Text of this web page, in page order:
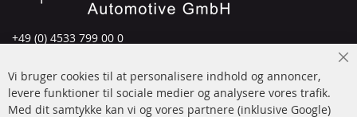
+49 (0) 4533 799 00 0
info@contra-automotive.de
www.contra-automotive.de
Vi bruger cookies til at personalisere indhold og annoncer,
levere funktioner til sociale medier og analysere vores trafik.
Med dit samtykke kan vi og vores partnere (inklusive Google)